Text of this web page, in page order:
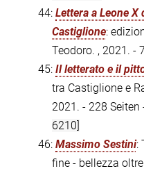
44: Lettera a Leone
Castiglione:
Teodoro. , 2021. -
45: Il letterato e il
tra Castiglione e
2021. - 228 Seiten
6210]
46: Massimo Sestini:
fine - bellezza